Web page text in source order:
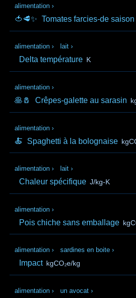
alimentation ›
🍅🥩✨ Tomates farcies-de saison
alimentation › lait ›
Delta température K
alimentation ›
🥞🧂 Crêpes-galette au sarasin
alimentation ›
🍝 Spaghetti à la bolognaise
alimentation › lait ›
Chaleur spécifique J/kg-K
alimentation ›
Pois chiche sans emballage
alimentation › sardines en boite ›
Impact kgCO₂e/kg
alimentation › un avocat ›